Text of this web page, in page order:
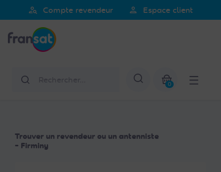
noter
Ce
comprend
person_search Compte revendeur person Espace client
Afficher la
0
Trouver un revendeur ou un antenniste
- Firminy